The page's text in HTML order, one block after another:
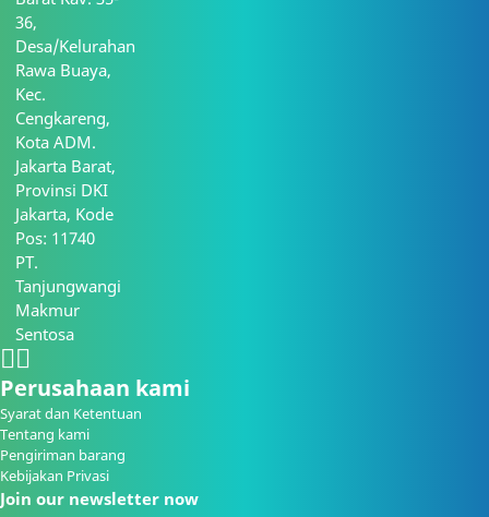
36,
Desa/Kelurahan
Rawa Buaya,
Kec.
Cengkareng,
Kota ADM.
Jakarta Barat,
Provinsi DKI
Jakarta, Kode
Pos: 11740
PT.
Tanjungwangi
Makmur
Sentosa
Perusahaan kami
Syarat dan Ketentuan
Tentang kami
Pengiriman barang
Kebijakan Privasi
Join our newsletter now